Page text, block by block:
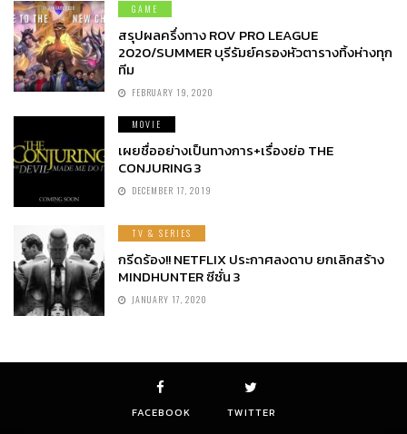
GAME
สรุปผลครึ่งทาง ROV PRO LEAGUE
2020/SUMMER บุรีรัมย์ครองหัวตารางทิ้งห่างทุก
ทีม
FEBRUARY 19, 2020
MOVIE
เผยชื่ออย่างเป็นทางการ+เรื่องย่อ THE
CONJURING 3
DECEMBER 17, 2019
TV & SERIES
กรีดร้อง!! NETFLIX ประกาศลงดาบ ยกเลิกสร้าง
MINDHUNTER ซีซั่น 3
JANUARY 17, 2020
FACEBOOK TWITTER